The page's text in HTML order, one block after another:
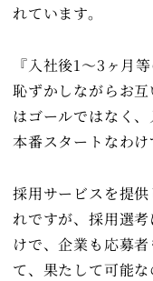
れています。
『入社後1～3ヶ月
恥ずかしながらお
はゴールではなく、
本番スタートなわ
採用サービスを提
れですが、採用選
けで、企業も応募
て、果たして可能